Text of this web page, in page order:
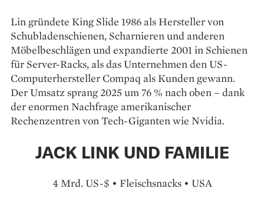
Lin gründete King Slide 1986 als Hersteller von
Schubladenschienen, Scharnieren und anderen
Möbelbeschlägen und expandierte 2001 in Schienen
für Server-Racks, als das Unternehmen den US-
Computerhersteller Compaq als Kunden gewann.
Der Umsatz sprang 2025 um 76 % nach oben – dank
der enormen Nachfrage amerikanischer
Rechenzentren von Tech-Giganten wie Nvidia.
JACK LINK UND FAMILIE
4 Mrd. US-$ • Fleischsnacks • USA